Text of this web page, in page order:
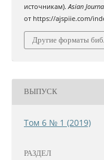
источникам).Asian
от https://ajspiie.com/
Другие форматы
ВЫПУСК
Том 6 № 1 (2019)
РАЗДЕЛ